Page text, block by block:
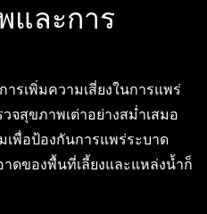
และการ
ารเพิ่มความเสี่ยงในการแพร่
จสุขภาพเต่าอย่างสม่ำเสมอ
เพื่อป้องกันการแพร่ระบาด
ดของพื้นที่เลี้ยงและแหล่งน้ำก็